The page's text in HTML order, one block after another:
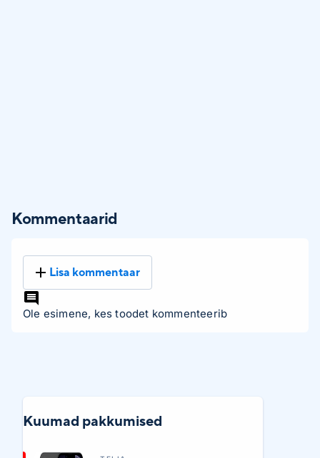
Kommentaarid
Lisa kommentaar
Ole esimene, kes toodet kommenteerib
Kuumad pakkumised